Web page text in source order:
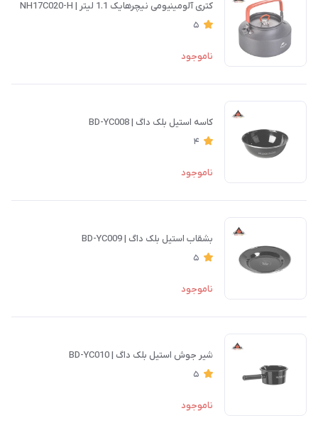
کتری آلومینیومی نیچرهایک 1.1 لیتر | NH17C020-H
5
ناموجود
کاسه استیل بلک داگ | BD-YC008
4
ناموجود
بشقاب استیل بلک داگ | BD-YC009
5
ناموجود
شیر جوش استیل بلک داگ | BD-YC010
5
ناموجود